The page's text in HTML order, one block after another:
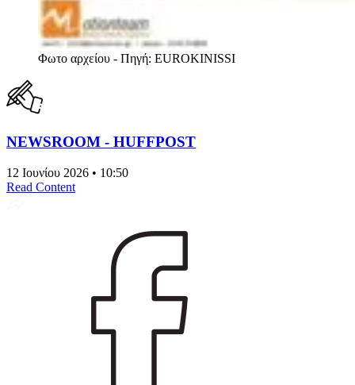
Φωτο αρχείου - Πηγή: EUROKINISSI
NEWSROOM - HUFFPOST
12 Ιουνίου 2026 • 10:50
Read Content